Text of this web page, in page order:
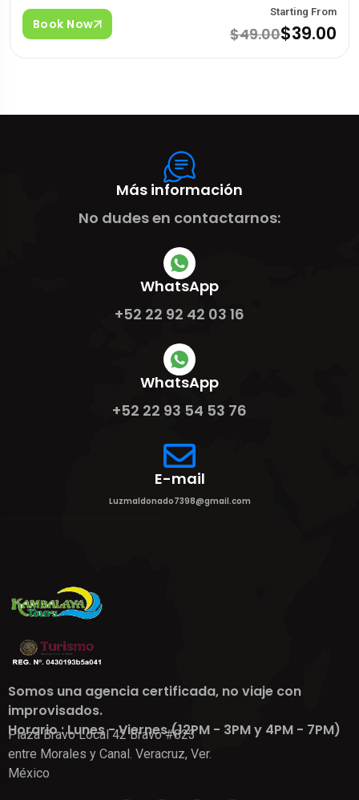
Book Now
Starting From
$49.00$39.00
Más información
No dudes en contactarnos:
WhatsApp
+52 22 92 42 03 16
WhatsApp
+52 22 93 54 53 76
E-mail
Luzmaldonado7398@gmail.com
Somos una agencia certificada, no viaje con
improvisados.
Horario : Lunes - Viernes (12PM - 3PM y 4PM - 7PM)
Plaza Bravo Local 42 Bravo #823
entre Morales y Canal. Veracruz, Ver.
México